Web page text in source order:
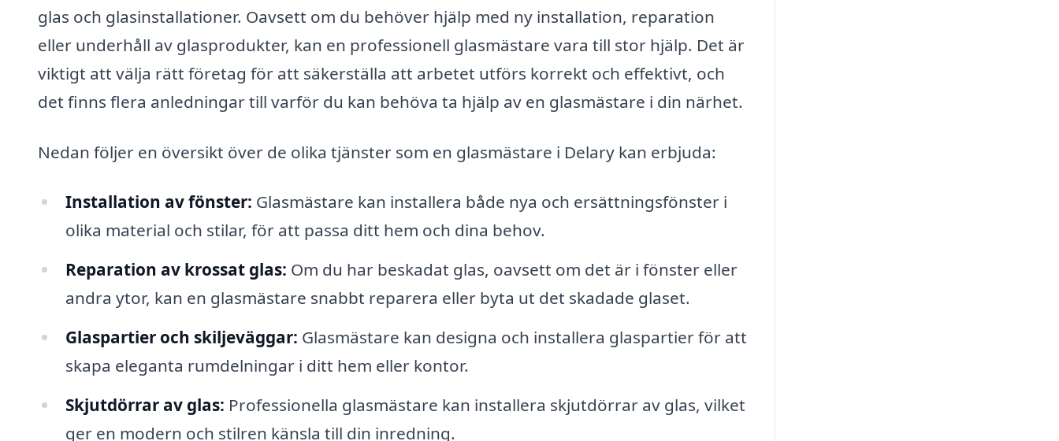
glas och glasinstallationer. Oavsett om du behöver hjälp med ny installation, reparation
eller underhåll av glasprodukter, kan en professionell glasmästare vara till stor hjälp. Det är
viktigt att välja rätt företag för att säkerställa att arbetet utförs korrekt och effektivt, och
det finns flera anledningar till varför du kan behöva ta hjälp av en glasmästare i din närhet.
Nedan följer en översikt över de olika tjänster som en glasmästare i Delary kan erbjuda:
Installation av fönster: Glasmästare kan installera både nya och ersättningsfönster i
olika material och stilar, för att passa ditt hem och dina behov.
Reparation av krossat glas: Om du har beskadat glas, oavsett om det är i fönster eller
andra ytor, kan en glasmästare snabbt reparera eller byta ut det skadade glaset.
Glaspartier och skiljeväggar: Glasmästare kan designa och installera glaspartier för att
skapa eleganta rumdelningar i ditt hem eller kontor.
Skjutdörrar av glas: Professionella glasmästare kan installera skjutdörrar av glas, vilket
ger en modern och stilren känsla till din inredning.